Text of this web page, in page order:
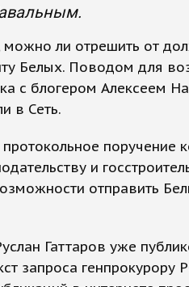
можно ли отрешить от
Белых. Поводом для
с блогером Алексеем
в Сеть.
поручение
и
отправить
Гаттаров уже
запроса